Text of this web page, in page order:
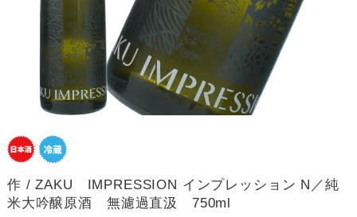
作 / ZAKU IMPRESSION インプレッション N／純
米大吟醸原酒 無濾過直汲 750ml